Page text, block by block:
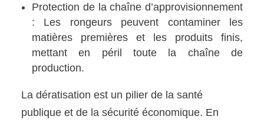
Protection de la chaîne d’approvisionnement
: Les rongeurs peuvent contaminer les
matières premières et les produits finis,
mettant en péril toute la chaîne de
production.
La dératisation est un pilier de la santé
publique et de la sécurité économique. En